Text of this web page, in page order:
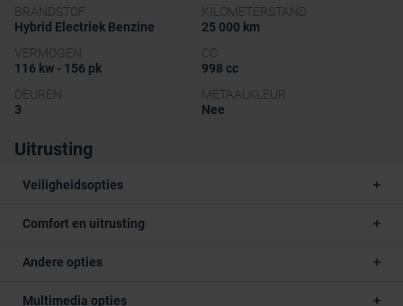
BRANDSTOF
Hybrid Electriek Benzine
KILOMETERSTAND
25 000 km
VERMOGEN
116 kw - 156 pk
CC
998 cc
DEUREN
3
METAALKLEUR
Nee
Uitrusting
Veiligheidsopties
Comfort en uitrusting
Andere opties
Multimedia opties